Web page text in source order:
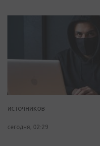
источников
сегодня, 02:29